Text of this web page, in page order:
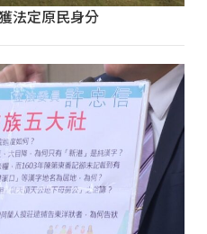
法定原民身分